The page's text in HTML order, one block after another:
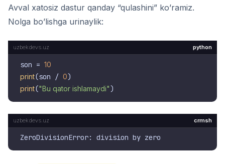
Avval xatosiz dastur qanday “qulashini” ko’ramiz.
Nolga bo’lishga urinaylik:
python
son = 10
print(son / 0
print("Bu qator ishlamaydi"
crmsh